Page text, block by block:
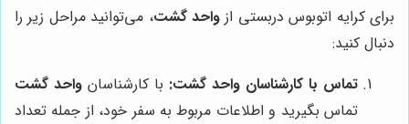
برای کرایه اتوبوس دربستی از واحد گشت، می‌توانید مراحل زیر را
دنبال کنید:
تماس با کارشناسان واحد گشت: با کارشناسان واحد گشت
تماس بگیرید و اطلاعات مربوط به سفر خود، از جمله تعداد